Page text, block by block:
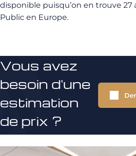
disponible puisqu’on en trouve 27
Public en Europe.
Vous avez
besoin d'une
estimation
de prix ?